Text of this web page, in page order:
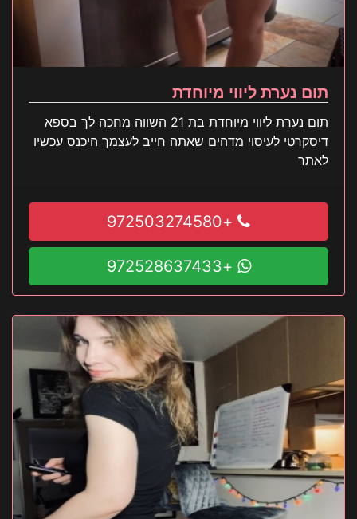
תום נערת ליווי מיוחדת
תום נערת ליווי מיוחדת בת 21 השווה מחכה לך בספא
דיסקרטי לעיסוי מדהים שאתה חייב לעצמך היכנס עכשיו
לאתר
+972503274580
+972528637433